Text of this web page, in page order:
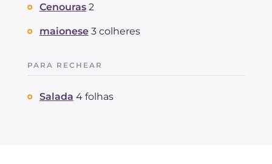
Cenouras 2
maionese 3 colheres
PARA RECHEAR
Salada 4 folhas